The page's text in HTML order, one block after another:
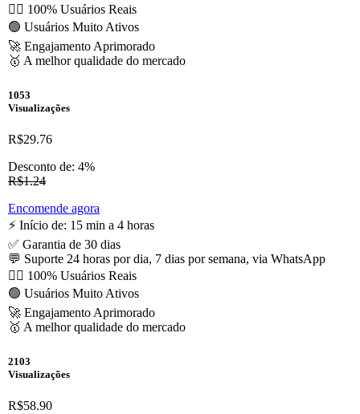
🙋‍♂️ 100% Usuários Reais
🟢 Usuários Muito Ativos
🚀 Engajamento Aprimorado
🥇 A melhor qualidade do mercado
1053
Visualizações
R$29.76
Desconto de: 4%
R$1.24
Encomende agora
⚡️ Início de: 15 min a 4 horas
✅ Garantia de 30 dias
💬 Suporte 24 horas por dia, 7 dias por semana, via WhatsApp
🙋‍♂️ 100% Usuários Reais
🟢 Usuários Muito Ativos
🚀 Engajamento Aprimorado
🥇 A melhor qualidade do mercado
2103
Visualizações
R$58.90